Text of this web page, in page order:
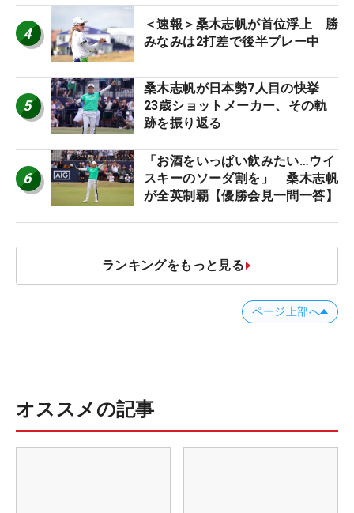
4
＜速報＞桑木志帆が首位浮上 勝
みなみは2打差で後半プレー中
5
桑木志帆が日本勢7人目の快挙
23歳ショットメーカー、その軌
跡を振り返る
6
「お酒をいっぱい飲みたい…ウイ
スキーのソーダ割を」 桑木志帆
が全英制覇【優勝会見一問一答】
ランキングをもっと見る
ページ上部へ
オススメの記事